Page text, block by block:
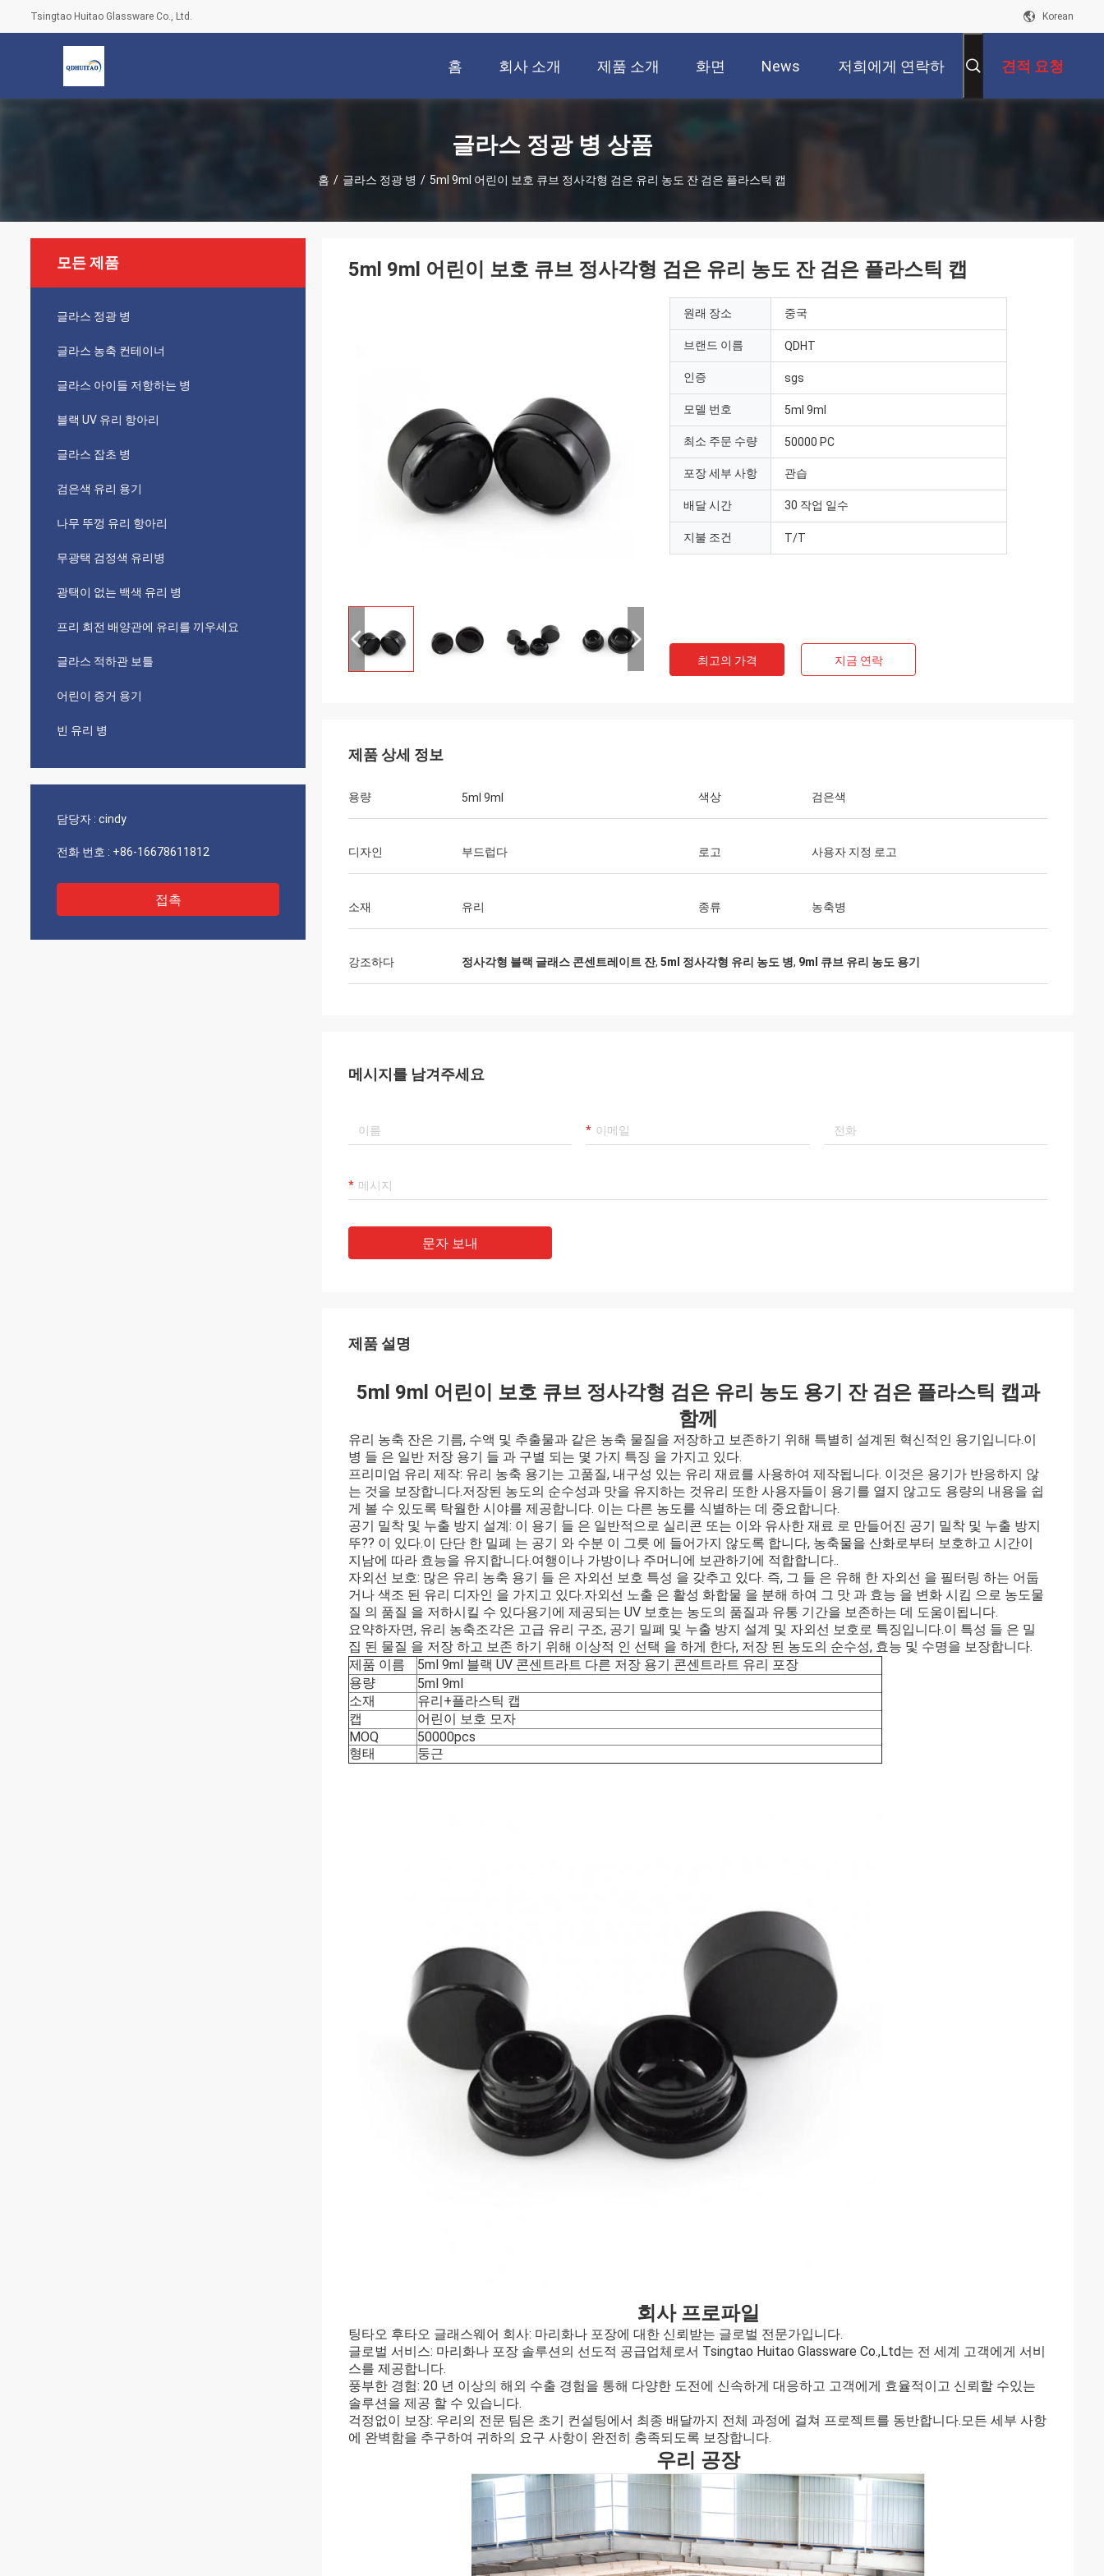
Tsingtao Huitao Glassware Co., Ltd. Korean
홈 회사 소개 제품 소개 화면 News 저희에게 연락하 견적 요청
글라스 정광 병 상품
홈 / 글라스 정광 병 / 5ml 9ml 어린이 보호 큐브 정사각형 검은 유리 농도 잔 검은 플라스틱 캡
모든 제품
글라스 정광 병
글라스 농축 컨테이너
글라스 아이들 저항하는 병
블랙 UV 유리 항아리
글라스 잡초 병
검은색 유리 용기
나무 뚜껑 유리 항아리
무광택 검정색 유리병
광택이 없는 백색 유리 병
프리 회전 배양관에 유리를 끼우세요
글라스 적하관 보틀
어린이 증거 용기
빈 유리 병
담당자 : cindy
전화 번호 : +86-16678611812
접촉
5ml 9ml 어린이 보호 큐브 정사각형 검은 유리 농도 잔 검은 플라스틱 캡
원래 장소 중국
브랜드 이름 QDHT
인증 sgs
모델 번호 5ml 9ml
최소 주문 수량 50000 PC
포장 세부 사항 관습
배달 시간 30 작업 일수
지불 조건 T/T
최고의 가격 지금 연락
제품 상세 정보
용량 5ml 9ml 색상 검은색
디자인 부드럽다 로고 사용자 지정 로고
소재 유리 종류 농축병
강조하다 정사각형 블랙 글래스 콘센트레이트 잔, 5ml 정사각형 유리 농도 병, 9ml 큐브 유리 농도 용기
메시지를 남겨주세요
문자 보내
제품 설명
5ml 9ml 어린이 보호 큐브 정사각형 검은 유리 농도 용기 잔 검은 플라스틱 캡과
함께
유리 농축 잔은 기름, 수액 및 추출물과 같은 농축 물질을 저장하고 보존하기 위해 특별히 설계된 혁신적인 용기입니다.이
병 들 은 일반 저장 용기 들 과 구별 되는 몇 가지 특징 을 가지고 있다.
프리미엄 유리 제작: 유리 농축 용기는 고품질, 내구성 있는 유리 재료를 사용하여 제작됩니다. 이것은 용기가 반응하지 않
는 것을 보장합니다.저장된 농도의 순수성과 맛을 유지하는 것유리 또한 사용자들이 용기를 열지 않고도 용량의 내용을 쉽
게 볼 수 있도록 탁월한 시야를 제공합니다. 이는 다른 농도를 식별하는 데 중요합니다.
공기 밀착 및 누출 방지 설계: 이 용기 들 은 일반적으로 실리콘 또는 이와 유사한 재료 로 만들어진 공기 밀착 및 누출 방지
뚜?? 이 있다.이 단단 한 밀폐 는 공기 와 수분 이 그릇 에 들어가지 않도록 합니다, 농축물을 산화로부터 보호하고 시간이
지남에 따라 효능을 유지합니다.여행이나 가방이나 주머니에 보관하기에 적합합니다..
자외선 보호: 많은 유리 농축 용기 들 은 자외선 보호 특성 을 갖추고 있다. 즉, 그 들 은 유해 한 자외선 을 필터링 하는 어둡
거나 색조 된 유리 디자인 을 가지고 있다.자외선 노출 은 활성 화합물 을 분해 하여 그 맛 과 효능 을 변화 시킴 으로 농도물
질 의 품질 을 저하시킬 수 있다용기에 제공되는 UV 보호는 농도의 품질과 유통 기간을 보존하는 데 도움이됩니다.
요약하자면, 유리 농축조각은 고급 유리 구조, 공기 밀폐 및 누출 방지 설계 및 자외선 보호로 특징입니다.이 특성 들 은 밀
집 된 물질 을 저장 하고 보존 하기 위해 이상적 인 선택 을 하게 한다, 저장 된 농도의 순수성, 효능 및 수명을 보장합니다.
제품 이름
5ml 9ml 블랙 UV 콘센트라트 다른 저장 용기 콘센트라트 유리 포장
용량
5ml 9ml
소재
유리+플라스틱 캡
캡
어린이 보호 모자
MOQ
50000pcs
형태
둥근
회사 프로파일
팅타오 후타오 글래스웨어 회사: 마리화나 포장에 대한 신뢰받는 글로벌 전문가입니다.
글로벌 서비스: 마리화나 포장 솔루션의 선도적 공급업체로서 Tsingtao Huitao Glassware Co.,Ltd는 전 세계 고객에게 서비
스를 제공합니다.
풍부한 경험: 20 년 이상의 해외 수출 경험을 통해 다양한 도전에 신속하게 대응하고 고객에게 효율적이고 신뢰할 수있는
솔루션을 제공 할 수 있습니다.
걱정없이 보장: 우리의 전문 팀은 초기 컨설팅에서 최종 배달까지 전체 과정에 걸쳐 프로젝트를 동반합니다.모든 세부 사항
에 완벽함을 추구하여 귀하의 요구 사항이 완전히 충족되도록 보장합니다.
우리 공장